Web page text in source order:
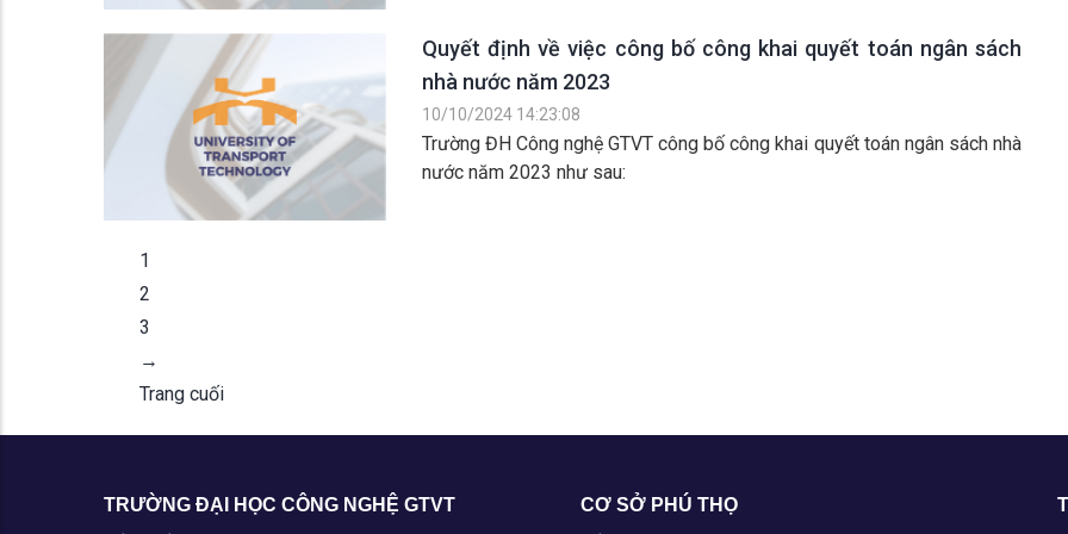
Quyết định về việc công bố công khai quyết toán ngân sách
nhà nước năm 2023
10/10/2024 14:23:08
Trường ĐH Công nghệ GTVT công bố công khai quyết toán ngân sách nhà
nước năm 2023 như sau:
1
2
3
→
Trang cuối
TRƯỜNG ĐẠI HỌC CÔNG NGHỆ GTVT CƠ SỞ PHÚ THỌ